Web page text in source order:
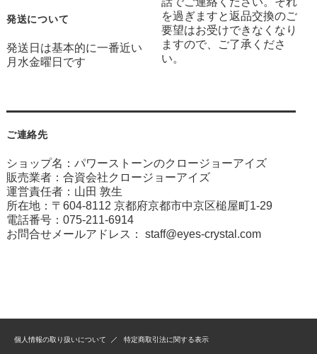
発送について
発送日は基本的に一番近い
月水金曜日です
を過ぎますと返品交換のご
要望はお受けできなくなり
ますので、ご了承くださ
い。
ご連絡先
ショップ名：パワーストーンのクロージョーアイズ
販売業者：合資会社クロージョーアイズ
運営責任者：山田 敦生
所在地：〒604-8112 京都府京都市中京区槌屋町1-29
電話番号：075-211-6914
お問合せメールアドレス： staff@eyes-crystal.com
個人情報の取り扱いについて 特定商取引法に関する表示